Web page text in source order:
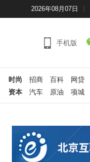
2026年08月07日
手机版
时尚 招商 百科
网贷
资本
汽车 原油 项城